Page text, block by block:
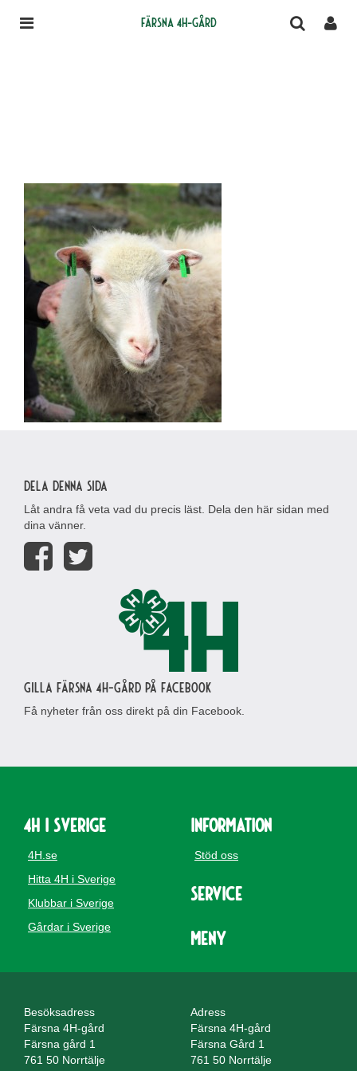
Färsna 4H-gård
Dela denna sida
Låt andra få veta vad du precis läst. Dela den här sidan med
dina vänner.
Gilla Färsna 4H-gård på Facebook
Få nyheter från oss direkt på din Facebook.
4H i Sverige
4H.se
Hitta 4H i Sverige
Klubbar i Sverige
Gårdar i Sverige
Information
Stöd oss
Service
Meny
Besöksadress
Färsna 4H-gård
Färsna gård 1
761 50 Norrtälje
Adress
Färsna 4H-gård
Färsna Gård 1
761 50 Norrtälje